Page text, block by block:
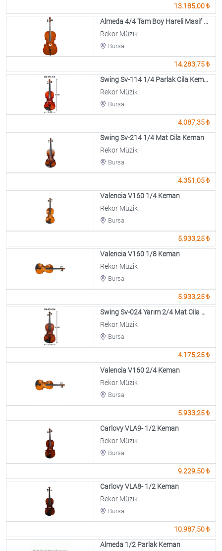
13.185,00 ₺
Almeda 4/4 Tam Boy Hareli Masif Çello
Rekor Müzik
Bursa
14.283,75 ₺
Swing Sv-114 1/4 Parlak Cila Keman
Rekor Müzik
Bursa
4.087,35 ₺
Swing Sv-214 1/4 Mat Cila Keman
Rekor Müzik
Bursa
4.351,05 ₺
Valencia V160 1/4 Keman
Rekor Müzik
Bursa
5.933,25 ₺
Valencia V160 1/8 Keman
Rekor Müzik
Bursa
5.933,25 ₺
Swing Sv-024 Yarım 2/4 Mat Cila Keman
Rekor Müzik
Bursa
4.175,25 ₺
Valencia V160 2/4 Keman
Rekor Müzik
Bursa
5.933,25 ₺
Carlovy VLA9- 1/2 Keman
Rekor Müzik
Bursa
9.229,50 ₺
Carlovy VLA8- 1/2 Keman
Rekor Müzik
Bursa
10.987,50 ₺
Almeda 1/2 Parlak Keman